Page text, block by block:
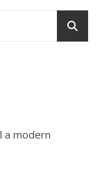
a modern